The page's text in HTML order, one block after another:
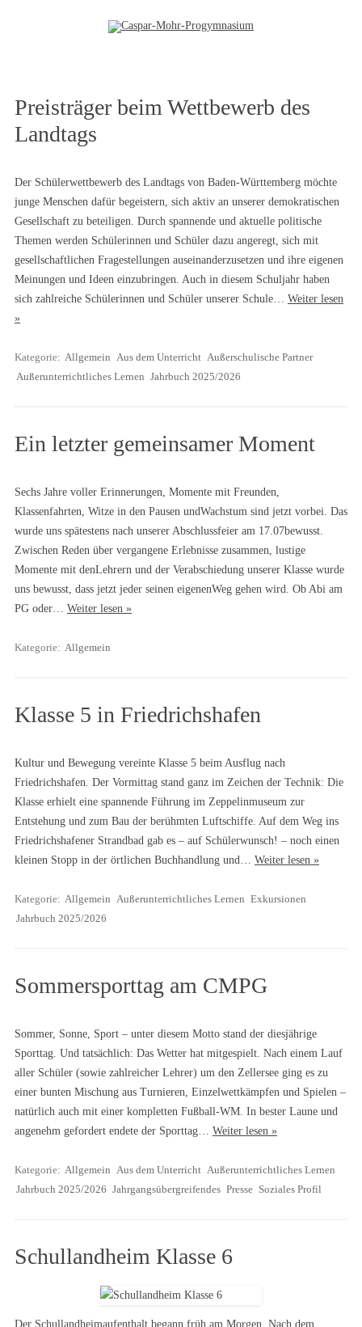
Preisträger beim Wettbewerb des
Landtags
Der Schülerwettbewerb des Landtags von Baden-Württemberg möchte
junge Menschen dafür begeistern, sich aktiv an unserer demokratischen
Gesellschaft zu beteiligen. Durch spannende und aktuelle politische
Themen werden Schülerinnen und Schüler dazu angeregt, sich mit
gesellschaftlichen Fragestellungen auseinanderzusetzen und ihre eigenen
Meinungen und Ideen einzubringen. Auch in diesem Schuljahr haben
sich zahlreiche Schülerinnen und Schüler unserer Schule… Weiter lesen
»
Kategorie: Allgemein Aus dem Unterricht Außerschulische Partner
Außerunterrichtliches Lernen Jahrbuch 2025/2026
Ein letzter gemeinsamer Moment
Sechs Jahre voller Erinnerungen, Momente mit Freunden,
Klassenfahrten, Witze in den Pausen undWachstum sind jetzt vorbei. Das
wurde uns spätestens nach unserer Abschlussfeier am 17.07bewusst.
Zwischen Reden über vergangene Erlebnisse zusammen, lustige
Momente mit denLehrern und der Verabschiedung unserer Klasse wurde
uns bewusst, dass jetzt jeder seinen eigenenWeg gehen wird. Ob Abi am
PG oder… Weiter lesen »
Kategorie: Allgemein
Klasse 5 in Friedrichshafen
Kultur und Bewegung vereinte Klasse 5 beim Ausflug nach
Friedrichshafen. Der Vormittag stand ganz im Zeichen der Technik: Die
Klasse erhielt eine spannende Führung im Zeppelinmuseum zur
Entstehung und zum Bau der berühmten Luftschiffe. Auf dem Weg ins
Friedrichshafener Strandbad gab es – auf Schülerwunsch! – noch einen
kleinen Stopp in der örtlichen Buchhandlung und… Weiter lesen »
Kategorie: Allgemein Außerunterrichtliches Lernen Exkursionen
Jahrbuch 2025/2026
Sommersporttag am CMPG
Sommer, Sonne, Sport – unter diesem Motto stand der diesjährige
Sporttag. Und tatsächlich: Das Wetter hat mitgespielt. Nach einem Lauf
aller Schüler (sowie zahlreicher Lehrer) um den Zellersee ging es zu
einer bunten Mischung aus Turnieren, Einzelwettkämpfen und Spielen –
natürlich auch mit einer kompletten Fußball-WM. In bester Laune und
angenehm gefordert endete der Sporttag… Weiter lesen »
Kategorie: Allgemein Aus dem Unterricht Außerunterrichtliches Lernen
Jahrbuch 2025/2026 Jahrgangsübergreifendes Presse Soziales Profil
Schullandheim Klasse 6
Der Schullandheimaufenthalt begann früh am Morgen. Nach dem